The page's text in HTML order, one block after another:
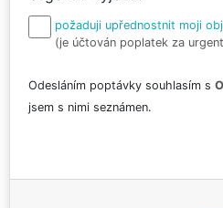
požaduji upřednostnit moji
(je účtován poplatek za
Odesláním poptávky souhlasím s
jsem s nimi seznámen.